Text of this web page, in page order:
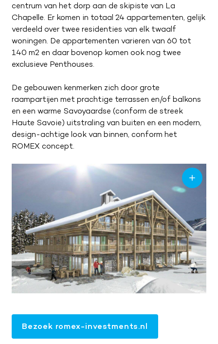
centrum van het dorp aan de skipiste van La
Chapelle. Er komen in totaal 24 appartementen, gelijk
verdeeld over twee residenties van elk twaalf
woningen. De appartementen varieren van 60 tot
140 m2 en daar bovenop komen ook nog twee
exclusieve Penthouses.
De gebouwen kenmerken zich door grote
raampartijen met prachtige terrassen en/of balkons
en een warme Savoyaardse (conform de streek
Haute Savoie) uitstraling van buiten en een modern,
design-achtige look van binnen, conform het
ROMEX concept.
Bezoek romex-investments.nl